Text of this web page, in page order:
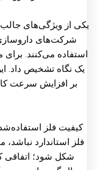
یکی از ویژگی‌های
شرکت‌های
استفاده می‌کنند. برای
یک نگاه تشخیص داد.
بر افزایش سرعت
کیفیت فلز
فلز استاندارد
شکل شود؛ اتفاقی